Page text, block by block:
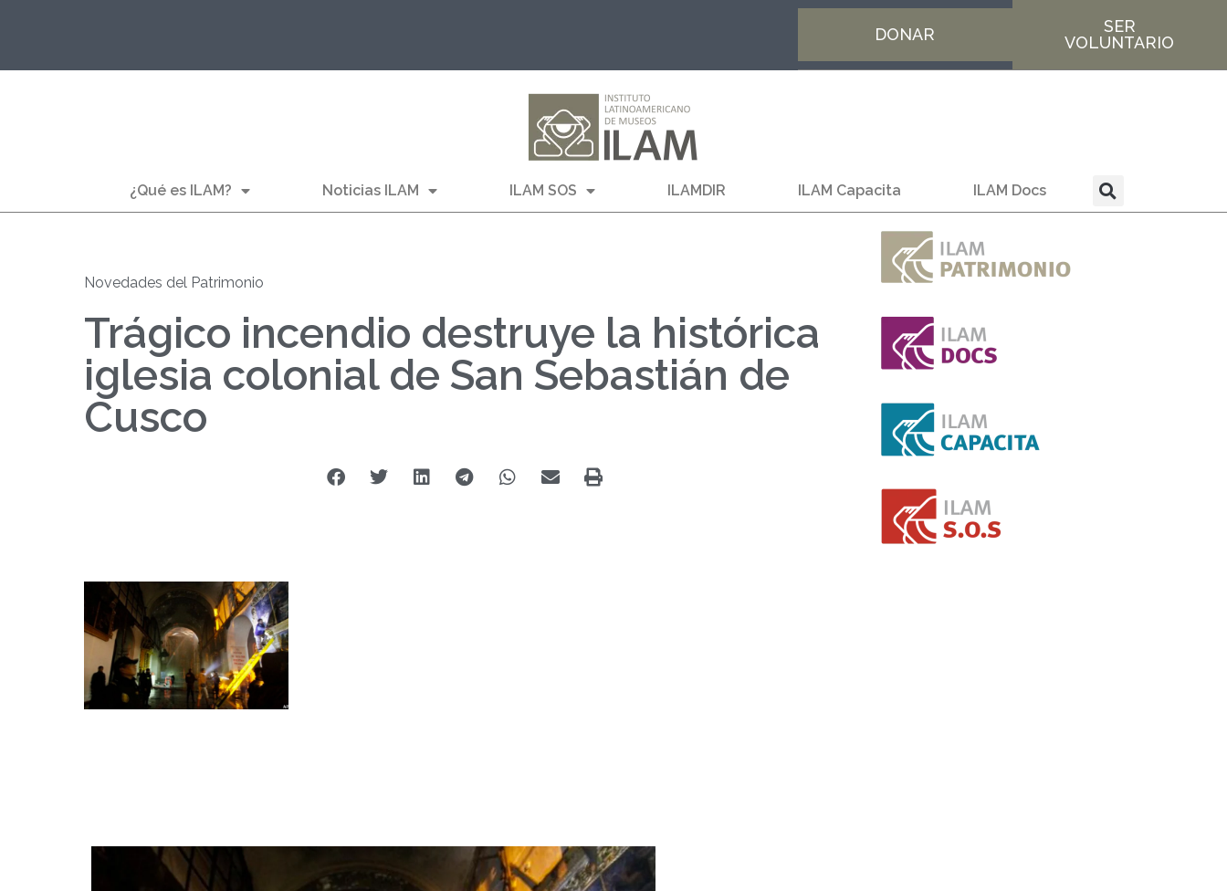
DONAR
SER
VOLUNTARIO
¿Qué es ILAM? Noticias ILAM ILAM SOS ILAMDIR ILAM Capacita ILAM Docs
Novedades del Patrimonio
Trágico incendio destruye la histórica
iglesia colonial de San Sebastián de
Cusco